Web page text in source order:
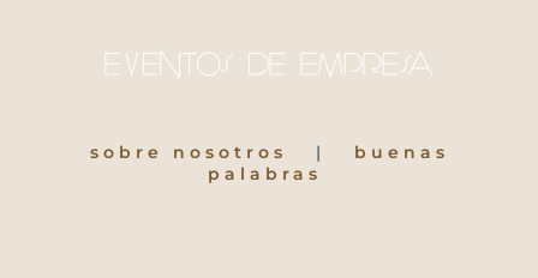
sobre nosotros | buenas
palabras